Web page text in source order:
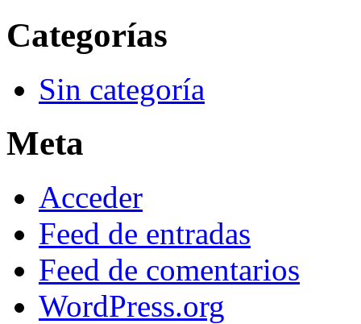
Categorías
Sin categoría
Meta
Acceder
Feed de entradas
Feed de comentarios
WordPress.org